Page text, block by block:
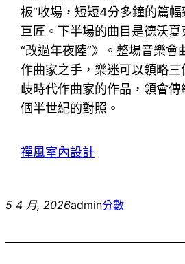
板”收場，短短4分多鐘的篇
巨匠。下半場的曲目是德沃
“改過年夜陸”》。整場音樂會
作曲家之手，樂迷可以領略
歧時代作曲家的作品，領會
個半世紀的對照。
禪風室內設計
5 4 月, 2026admin分數